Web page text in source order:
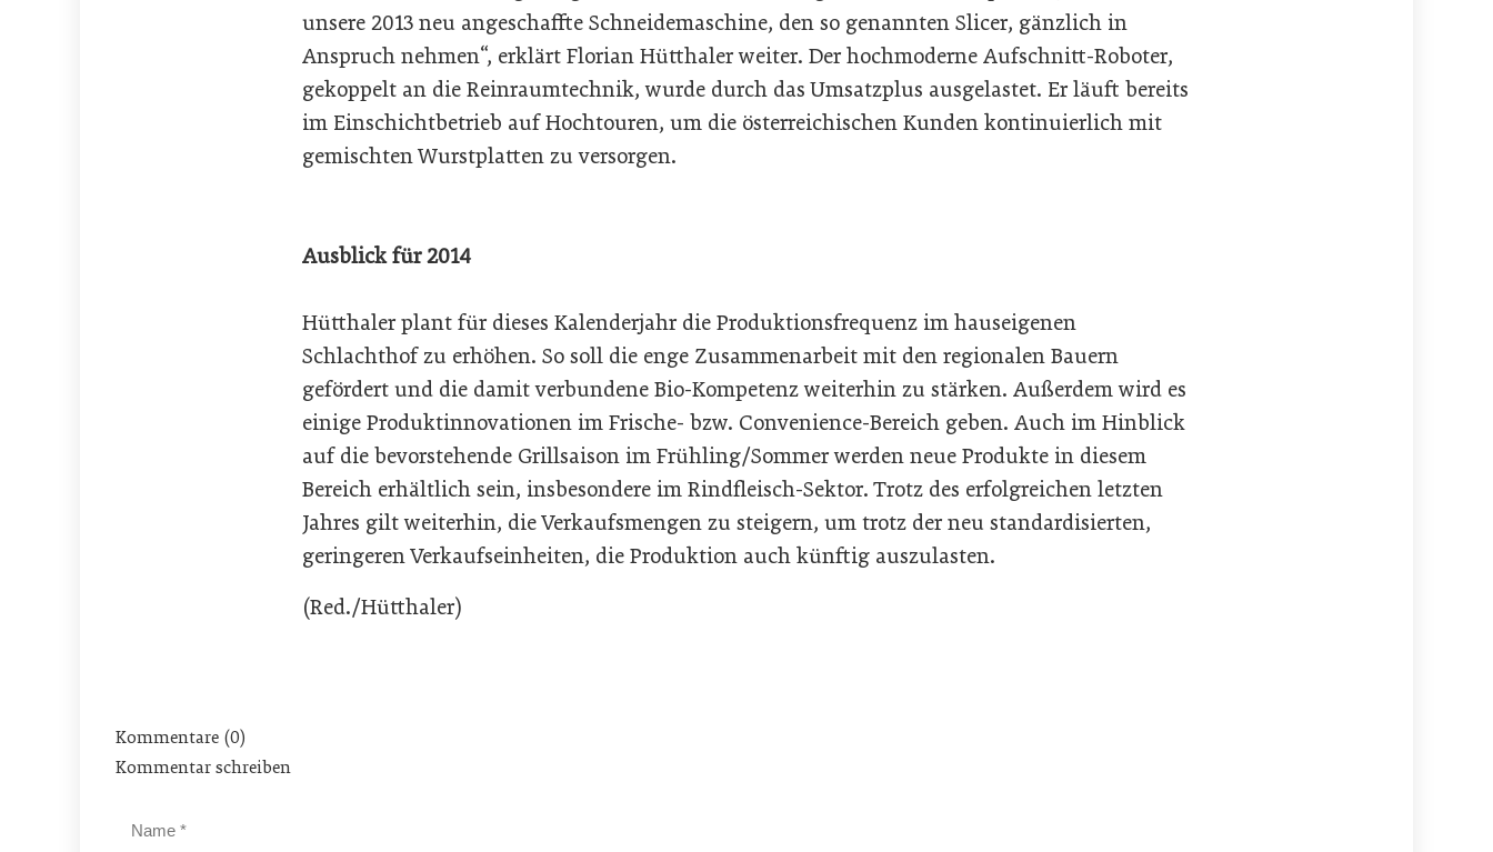
unsere 2013 neu angeschaffte Schneidemaschine, den so genannten Slicer, gänzlich in
Anspruch nehmen“, erklärt Florian Hütthaler weiter. Der hochmoderne Aufschnitt-Roboter,
gekoppelt an die Reinraumtechnik, wurde durch das Umsatzplus ausgelastet. Er läuft bereits
im Einschichtbetrieb auf Hochtouren, um die österreichischen Kunden kontinuierlich mit
gemischten Wurstplatten zu versorgen.
Ausblick für 2014
Hütthaler plant für dieses Kalenderjahr die Produktionsfrequenz im hauseigenen
Schlachthof zu erhöhen. So soll die enge Zusammenarbeit mit den regionalen Bauern
gefördert und die damit verbundene Bio-Kompetenz weiterhin zu stärken. Außerdem wird es
einige Produktinnovationen im Frische- bzw. Convenience-Bereich geben. Auch im Hinblick
auf die bevorstehende Grillsaison im Frühling/Sommer werden neue Produkte in diesem
Bereich erhältlich sein, insbesondere im Rindfleisch-Sektor. Trotz des erfolgreichen letzten
Jahres gilt weiterhin, die Verkaufsmengen zu steigern, um trotz der neu standardisierten,
geringeren Verkaufseinheiten, die Produktion auch künftig auszulasten.
(Red./Hütthaler)
Kommentare (0)
Kommentar schreiben